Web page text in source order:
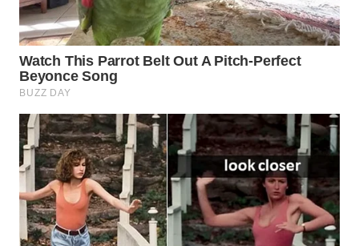
WN
BORNEO
Wahana
Media
Group
WAHANA
NEWS
WAHANA
TANI